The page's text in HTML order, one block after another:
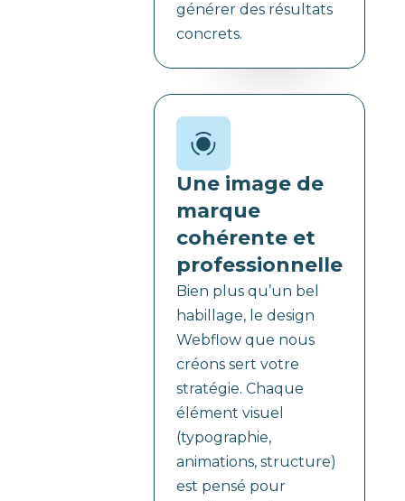
générer des résultats
concrets.
Une image de
marque
cohérente et
professionnelle
Bien plus qu’un bel
habillage, le design
Webflow que nous
créons sert votre
stratégie. Chaque
élément visuel
(typographie,
animations, structure)
est pensé pour